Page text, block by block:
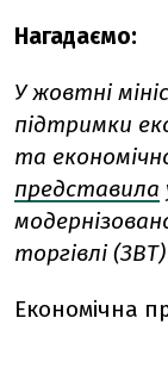
Нагадаємо:
У жовтні
підтримки
та
представила
торгівлі
Економічна